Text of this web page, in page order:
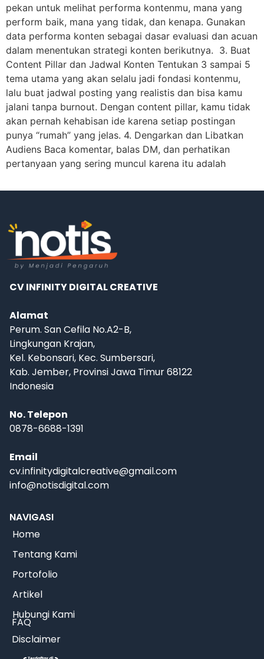
pekan untuk melihat performa kontenmu, mana yang
perform baik, mana yang tidak, dan kenapa. Gunakan
data performa konten sebagai dasar evaluasi dan acuan
dalam menentukan strategi konten berikutnya. 3. Buat
Content Pillar dan Jadwal Konten Tentukan 3 sampai 5
tema utama yang akan selalu jadi fondasi kontenmu,
lalu buat jadwal posting yang realistis dan bisa kamu
jalani tanpa burnout. Dengan content pillar, kamu tidak
akan pernah kehabisan ide karena setiap postingan
punya “rumah” yang jelas. 4. Dengarkan dan Libatkan
Audiens Baca komentar, balas DM, dan perhatikan
pertanyaan yang sering muncul karena itu adalah
CV INFINITY DIGITAL CREATIVE
Alamat
Perum. San Cefila No.A2-B,
Lingkungan Krajan,
Kel. Kebonsari, Kec. Sumbersari,
Kab. Jember, Provinsi Jawa Timur 68122
Indonesia
No. Telepon
0878-6688-1391
Email
cv.infinitydigitalcreative@gmail.com
info@notisdigital.com
NAVIGASI
Home
Tentang Kami
Portofolio
Artikel
Hubungi Kami
FAQ
Disclaimer